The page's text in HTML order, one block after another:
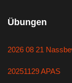
Übungen
2026 08 21
20251129 APAS